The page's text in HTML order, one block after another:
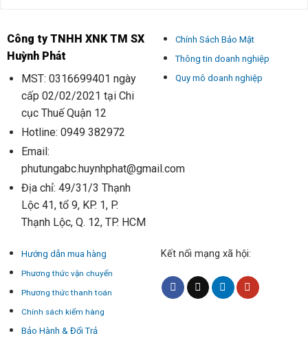
Công ty TNHH XNK TM SX
Huỳnh Phát
MST: 0316699401 ngày
cấp 02/02/2021 tại Chi
cục Thuế Quận 12
Hotline: 0949 382972
Email:
phutungabc.huynhphat@gmail.com
Địa chỉ: 49/31/3 Thạnh
Lộc 41, tổ 9, KP. 1, P.
Thạnh Lộc, Q. 12, TP. HCM
Chính Sách Bảo Mật
Thông tin doanh nghiệp
Quy mô doanh nghiệp
Hướng dẫn mua hàng
Phương thức vận chuyển
Phương thức thanh toán
Chính sách kiểm hàng
Bảo Hành & Đổi Trả
Kết nối mạng xã hội: